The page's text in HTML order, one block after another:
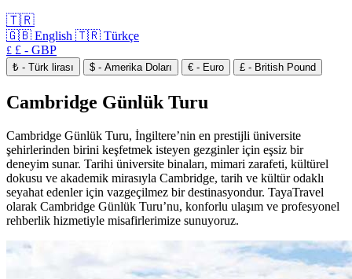
🇹🇷
🇬🇧 English 🇹🇷 Türkçe
£ £ - GBP
₺ - Türk lirası $ - Amerika Doları € - Euro £ - British Pound
Cambridge Günlük Turu
Cambridge Günlük Turu, İngiltere’nin en prestijli üniversite
şehirlerinden birini keşfetmek isteyen gezginler için eşsiz bir
deneyim sunar. Tarihi üniversite binaları, mimari zarafeti, kültürel
dokusu ve akademik mirasıyla Cambridge, tarih ve kültür odaklı
seyahat edenler için vazgeçilmez bir destinasyondur. TayaTravel
olarak Cambridge Günlük Turu’nu, konforlu ulaşım ve profesyonel
rehberlik hizmetiyle misafirlerimize sunuyoruz.